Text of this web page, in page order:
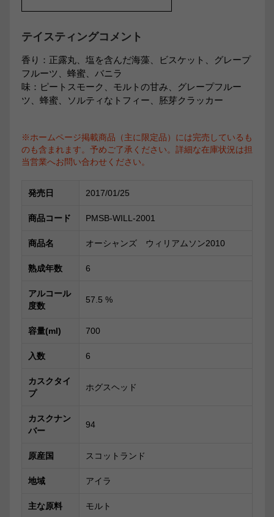
テイスティングコメント
香り：正露丸、塩を含んだ海藻、ビスケット、グレープ
フルーツ、蜂蜜、バニラ
味：ピートスモーク、モルトの甘み、グレープフルー
ツ、蜂蜜、ソルティなトフィー、胚芽クラッカー
※ホームページ掲載商品（主に限定品）には完売しているも
のも含まれます。予めご了承ください。詳細な在庫状況は担
当営業へお問い合わせください。
発売日 2017/01/25
商品コード PMSB-WILL-2001
商品名 オーシャンズ ウィリアムソン2010
熟成年数 6
アルコール
度数
57.5 %
容量(ml) 700
入数 6
カスクタイ
プ
ホグスヘッド
カスクナン
バー
94
原産国 スコットランド
地域 アイラ
主な原料 モルト